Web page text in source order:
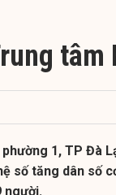
tâm
1, TP Đà
số tăng dân số
người.